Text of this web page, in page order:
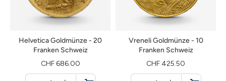
Helvetica Goldmünze - 20
Franken Schweiz
CHF 686.00
Vreneli Goldmünze - 10
Franken Schweiz
CHF 425.50